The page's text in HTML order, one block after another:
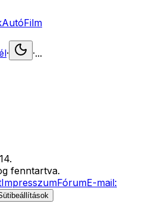
AutóFilm
· ·...
fenntartva.
ImpresszumFórumE-mail: